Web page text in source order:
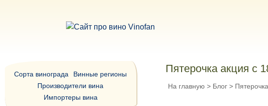
Пятерочка акция с
На главную > Блог >
Сорта винограда
Винные регионы
Производители вина
Импортеры вина